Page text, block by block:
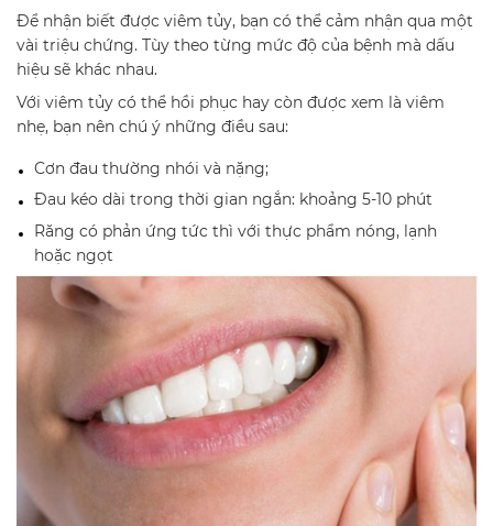
Để nhận biết được viêm tủy, bạn có thể cảm nhận qua một
vài triệu chứng. Tùy theo từng mức độ của bệnh mà dấu
hiệu sẽ khác nhau.
Với viêm tủy có thể hồi phục hay còn được xem là viêm
nhẹ, bạn nên chú ý những điều sau:
Cơn đau thường nhói và nặng;
Đau kéo dài trong thời gian ngắn: khoảng 5-10 phút
Răng có phản ứng tức thì với thực phẩm nóng, lạnh
hoặc ngọt